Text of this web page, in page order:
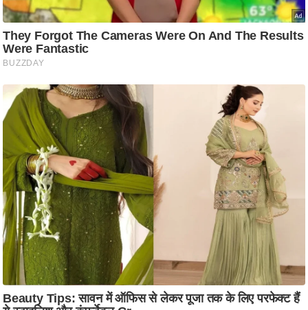
मं
त्रा
रि
ले
श
न
शि
प
रा
ज
नी
ति
वि
श्ले
ष
ण